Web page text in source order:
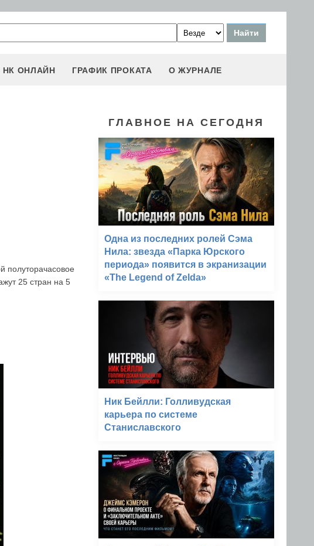
НК ОНЛАЙН ГРАФИК ПРОКАТА О ЖУРНАЛЕ
полуторачасовое
25 стран на 5
ГЛАВНОЕ НА СЕГОДНЯ
Одна из последних ролей Сэма
Нила: звезда «Парка Юрского
периода» появится в экранизации
«The Legend of Zelda»
Ник Бейлли: Голливудская
карьера по системе
Станиславского